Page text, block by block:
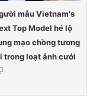
mẫu Vietnam's
Top Model hé lộ
mạo chồng tương
trong loạt ảnh cưới